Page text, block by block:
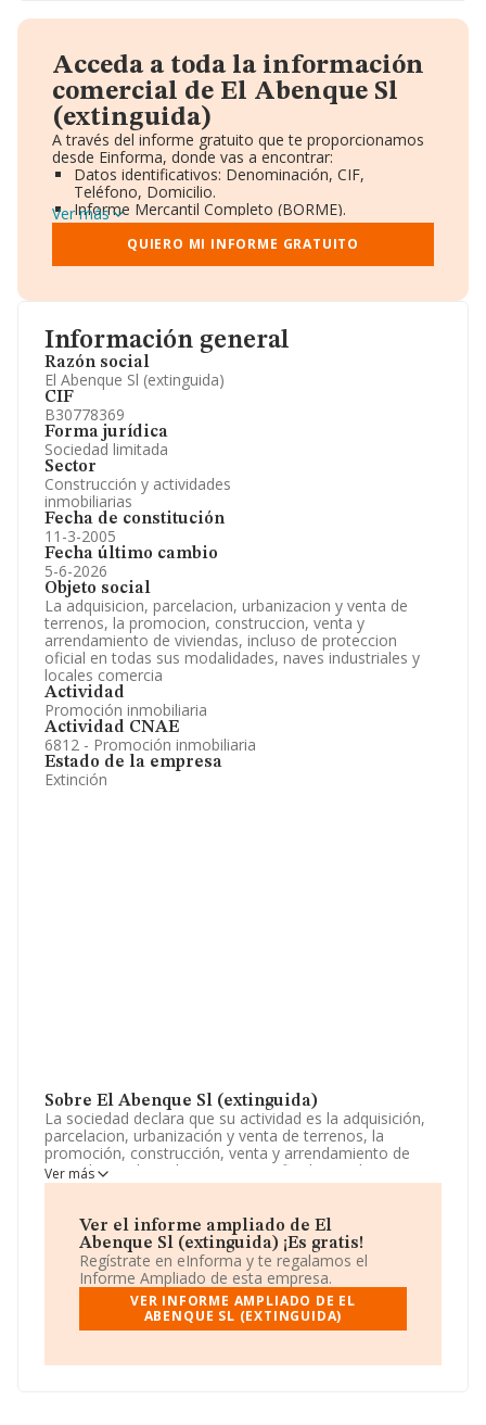
Información general
Razón social
El Abenque Sl (extinguida)
CIF
B30778369
Forma jurídica
Sociedad limitada
Sector
Construcción y actividades
inmobiliarias
Fecha de constitución
11-3-2005
Fecha último cambio
5-6-2026
Objeto social
La adquisicion, parcelacion, urbanizacion y venta de
terrenos, la promocion, construccion, venta y
arrendamiento de viviendas, incluso de proteccion
oficial en todas sus modalidades, naves industriales y
locales comercia
Actividad
Promoción inmobiliaria
Actividad CNAE
6812 - Promoción inmobiliaria
Estado de la empresa
Extinción
Sobre El Abenque Sl (extinguida)
La sociedad declara que su actividad es la adquisición,
parcelacion, urbanización y venta de terrenos, la
promoción, construcción, venta y arrendamiento de
viviendas, incluso de proteccion oficial en todas sus
modalidades, naves industriales y locales comercia. La
Clasifica su actividad CNAE como '%cnae%', código
6812. La compañía no tiene actividad en mercados
exteriores.
La sociedad españolaEl Abenque S.L (extinguida)
B30778369, tiene domicilio fiscal en Calle Cartagena
núm. 8 Piso 2 J, (30710), en el municipio de Los
Ver más
Ver el informe ampliado de El
Abenque Sl (extinguida) ¡Es gratis!
Regístrate en eInforma y te regalamos el
Informe Ampliado de esta empresa.
VER INFORME AMPLIADO DE EL
ABENQUE SL (EXTINGUIDA)
Acceda a toda la información
comercial de El Abenque Sl
(extinguida)
A través del informe gratuito que te proporcionamos
desde Einforma, donde vas a encontrar:
Datos identificativos: Denominación, CIF,
Teléfono, Domicilio.
Informe Mercantil Completo (BORME).
Gráficos de Evolución Ventas y Empleados.
Consejo de Administración y Administradores.
Directivos y Ejecutivos.
Información oficial y registral complementaria.
Ver más
QUIERO MI INFORME GRATUITO